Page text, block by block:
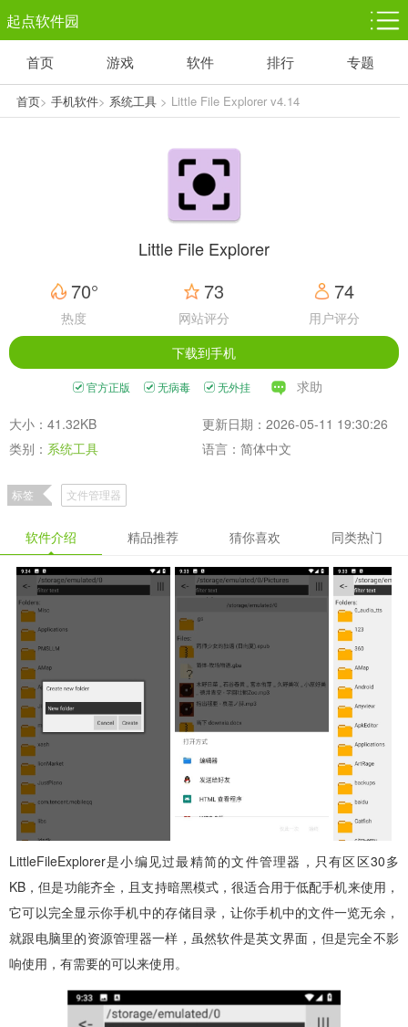
起点软件园
塔防游戏
1千+款游戏
休闲益智
1万+款游戏
体育竞技
5百+款游戏
3百+款游戏
首页 游戏 软件 排行 专题
首页> 手机软件> 系统工具> Little File Explorer v4.14
Little File Explorer
70°
热度
73
网站评分
74
用户评分
下载到手机
官方正版 无病毒 无外挂 求助
大小：41.32KB
更新日期：2026-05-11 19:30:26
类别： 系统工具 语言：简体中文
标签 文件管理器
软件介绍 精品推荐 猜你喜欢 同类热门
LittleFileExplorer是小编见过最精简的文件管理器，只有区区30多
KB，但是功能齐全，且支持暗黑模式，很适合用于低配手机来使用，
它可以完全显示你手机中的存储目录，让你手机中的文件一览无余，
就跟电脑里的资源管理器一样，虽然软件是英文界面，但是完全不影
响使用，有需要的可以来使用。